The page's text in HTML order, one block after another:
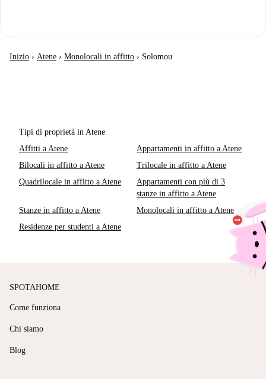
Inizio › Atene › Monolocali in affitto › Solomou
Tipi di proprietà in Atene
Affitti a Atene
Appartamenti in affitto a Atene
Bilocali in affitto a Atene
Trilocale in affitto a Atene
Quadrilocale in affitto a Atene
Appartamenti con più di 3
stanze in affitto a Atene
Stanze in affitto a Atene
Monolocali in affitto a Atene
Residenze per studenti a Atene
SPOTAHOME
Come funziona
Chi siamo
Blog